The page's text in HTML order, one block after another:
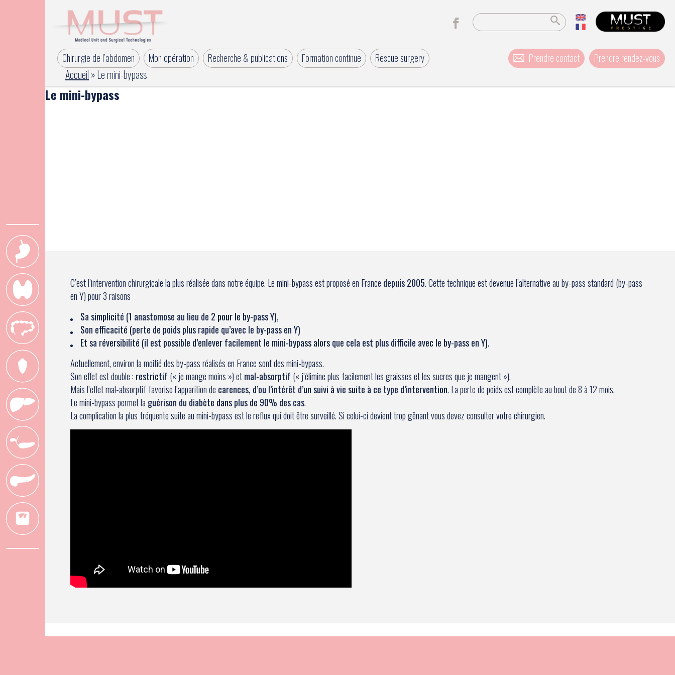
Chirurgie de l’abdomen Mon opération Recherche & publications Formation continue Rescue surgery Prendre rendez-vous
Prendre contact
Accueil »Le mini-bypass
Le mini-bypass
C’est l’intervention chirurgicale la plus réalisée dans notre équipe. Le mini-bypass est proposé en France depuis 2005. Cette technique est devenue l’alternative au by-pass standard (by-pass
en Y) pour 3 raisons
Sa simplicité (1 anastomose au lieu de 2 pour le by-pass Y),
Son efficacité (perte de poids plus rapide qu’avec le by-pass en Y)
Et sa réversibilité (il est possible d’enlever facilement le mini-bypass alors que cela est plus difficile avec le by-pass en Y).
Actuellement, environ la moitié des by-pass réalisés en France sont des mini-bypass.
Son effet est double : restrictif (« je mange moins ») etmal-absorptif (« j’élimine plus facilement les graisses et les sucres que je mangent »).
Mais l’effet mal-absorptif favorise l’apparition de carences, d’ou l’intérêt d’un suivi à vie suite à ce type d’intervention. La perte de poids est complète au bout de 8 à 12 mois.
Le mini-bypass permet la guérison du diabète dans plus de 90% des cas.
La complication la plus fréquente suite au mini-bypass est le reflux qui doit être surveillé. Si celui-ci devient trop gênant vous devez consulter votre chirurgien.